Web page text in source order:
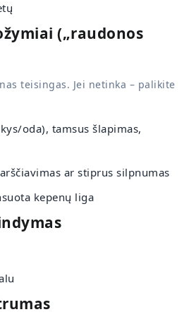
(„raudonos
teisingas. Jei netinka – palikite
oda), tamsus šlapimas,
ar stiprus silpnumas
kepenų liga